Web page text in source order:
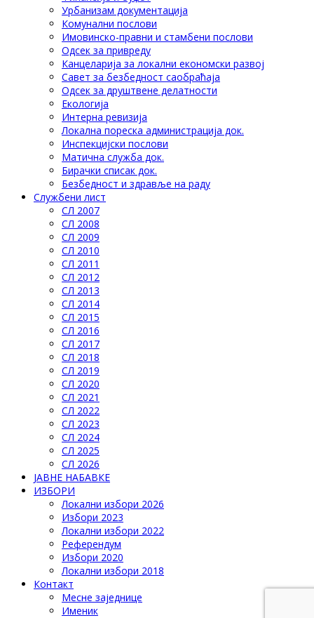
Урбанизам документација
Комунални послови
Имовинско-правни и стамбени послови
Одсек за привреду
Канцеларија за локални економски развој
Савет за безбедност саобраћаја
Одсек за друштвене делатности
Eкологија
Интерна ревизија
Локална пореска администрација док.
Инспекцијски послови
Матична служба док.
Бирачки списак док.
Безбедност и здравље на раду
Службени лист
СЛ 2007
СЛ 2008
СЛ 2009
СЛ 2010
СЛ 2011
СЛ 2012
СЛ 2013
СЛ 2014
СЛ 2015
СЛ 2016
СЛ 2017
СЛ 2018
СЛ 2019
СЛ 2020
СЛ 2021
СЛ 2022
СЛ 2023
СЛ 2024
СЛ 2025
СЛ 2026
ЈАВНЕ НАБАВКЕ
ИЗБОРИ
Локални избори 2026
Избори 2023
Локални избори 2022
Референдум
Избори 2020
Локални избори 2018
Контакт
Месне заједнице
Именик